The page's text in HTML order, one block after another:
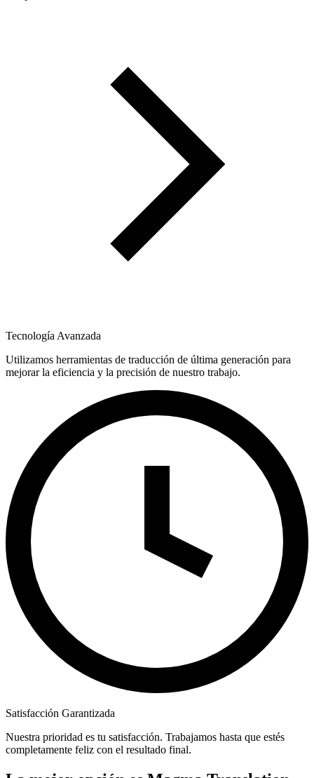
Tecnología Avanzada
Utilizamos herramientas de traducción de última generación para
mejorar la eficiencia y la precisión de nuestro trabajo.
Satisfacción Garantizada
Nuestra prioridad es tu satisfacción. Trabajamos hasta que estés
completamente feliz con el resultado final.